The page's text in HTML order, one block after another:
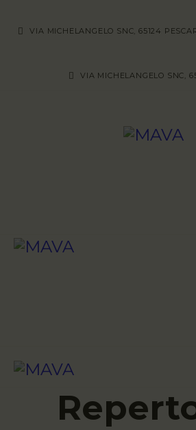
VIA MICHELANGELO SNC, 65124
VIA MICHELANGELO SNC,
METODOLOGIE